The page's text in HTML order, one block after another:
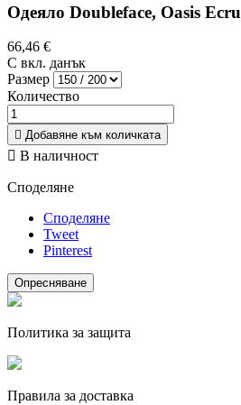
Одеяло Doubleface, Oasis Ecru
66,46 €
С вкл. данък
Размер
Количество
 Добавяне към количката
 В наличност
Споделяне
Споделяне
Tweet
Pinterest
Политика за защита
Правила за доставка